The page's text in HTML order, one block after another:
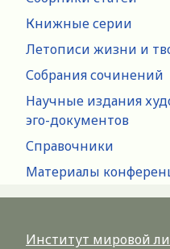
Книжные серии
Летописи жизни и
Собрания сочинений
Научные издания
эго-документов
Справочники
Материалы
Институт мировой